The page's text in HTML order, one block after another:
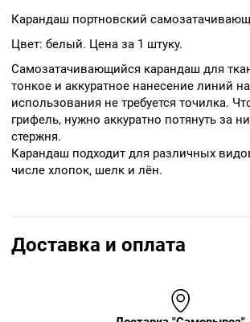
Карандаш портновский
Цвет: белый. Цена за 1 штуку.
Самозатачивающийся карандаш для
тонкое и аккуратное нанесение линий
использования не требуется точилка.
грифель, нужно аккуратно потянуть за
стержня.
Карандаш подходит для различных
числе хлопок, шелк и лён.
Доставка и оплата